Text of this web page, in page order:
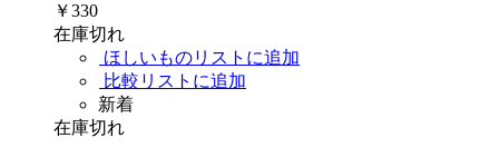
￥330
在庫切れ
ほしいものリストに追加
比較リストに追加
新着
在庫切れ